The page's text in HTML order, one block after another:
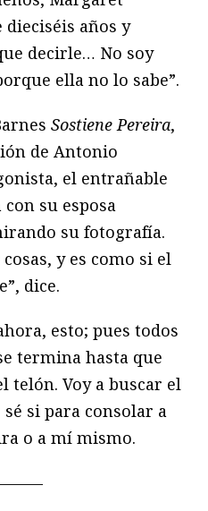
años y
decirle… No soy
ella no lo sabe”.
Sostiene Pereira,
de Antonio
el entrañable
su esposa
su fotografía.
y es como si el
dice.
esto; pues todos
termina hasta que
telón. Voy a buscar el
si para consolar a
o a mí mismo.